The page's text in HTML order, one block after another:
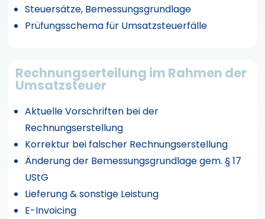
Steuersätze, Bemessungsgrundlage
Prüfungsschema für Umsatzsteuerfälle
Rechnungserteilung im Rahmen der
Umsatzsteuer
Aktuelle Vorschriften bei der
Rechnungserstellung
Korrektur bei falscher Rechnungserstellung
Änderung der Bemessungsgrundlage gem. § 17
UStG
Lieferung & sonstige Leistung
E-Invoicing